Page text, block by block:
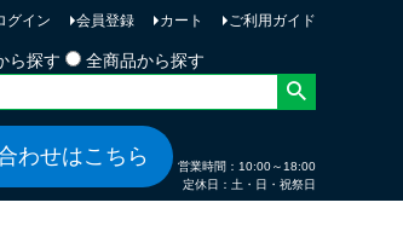
グイン 会員登録 カート
ご利用ガイド
ら探す
全商品から探す
わせはこちら
営業時間：10:00～18:00
定休日：土・日・祝祭日